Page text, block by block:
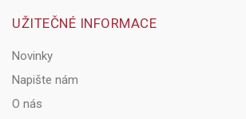
UŽITEČNÉ INFORMACE
Novinky
Napište nám
O nás